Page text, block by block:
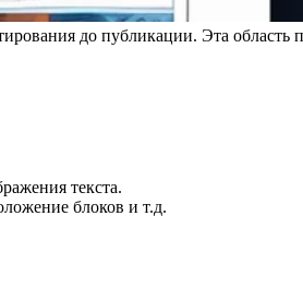
до публикации. Эта область
текста.
блоков и т.д.